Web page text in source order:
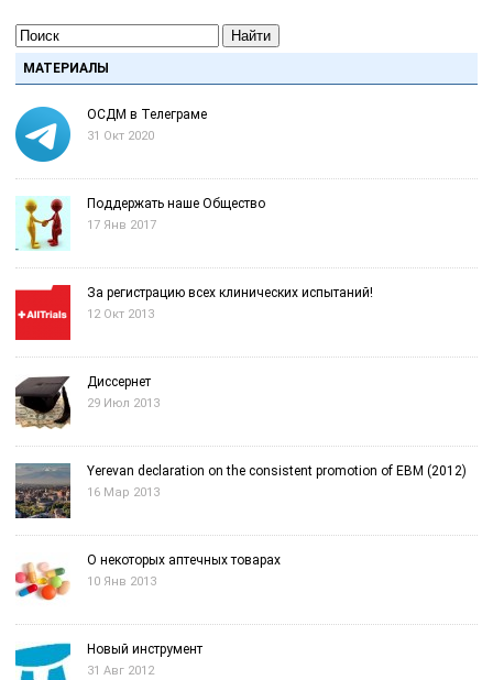
Найти
МАТЕРИАЛЫ
ОСДМ в Телеграме
31 Окт 2020
Поддержать наше Общество
17 Янв 2017
За регистрацию всех клинических испытаний!
12 Окт 2013
Диссернет
29 Июл 2013
Yerevan declaration on the consistent promotion of EBM (2012)
16 Мар 2013
О некоторых аптечных товарах
10 Янв 2013
Новый инструмент
31 Авг 2012